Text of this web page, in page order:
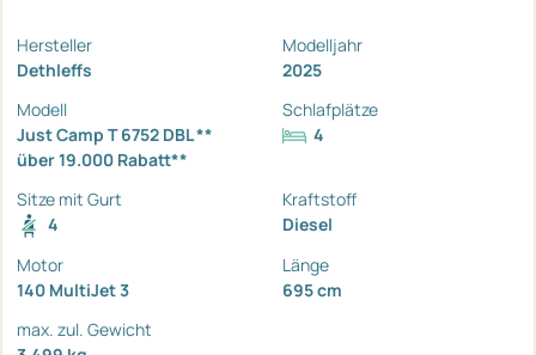
Hersteller
Dethleffs
Modelljahr
2025
Modell
Just Camp T 6752 DBL **
über 19.000 Rabatt**
Schlafplätze
4
Sitze mit Gurt
4
Kraftstoff
Diesel
Motor
140 MultiJet 3
Länge
695 cm
max. zul. Gewicht